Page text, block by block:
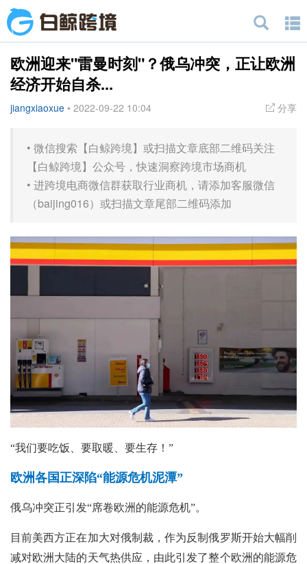
欧洲迎来"雷曼时刻"？俄乌冲突，正让欧洲
经济开始自杀...
jiangxiaoxue • 2022-09-22 10:04 分享
• 微信搜索【白鲸跨境】或扫描文章底部二维码关注
【白鲸跨境】公众号，快速洞察跨境市场商机
• 进跨境电商微信群获取行业商机，请添加客服微信
（baijing016）或扫描文章尾部二维码添加
“我们要吃饭、要取暖、要生存！”
欧洲各国正深陷“能源危机泥潭”
俄乌冲突正引发“席卷欧洲的能源危机”。
目前美西方正在加大对俄制裁，作为反制俄罗斯开始大幅削
减对欧洲大陆的天气热供应，由此引发了整个欧洲的能源危